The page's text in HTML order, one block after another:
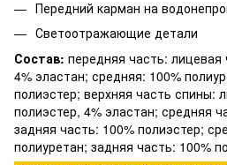
Передний карман на
Светоотражающие детали
Состав: передняя часть: лицевая
4% эластан; средняя: 100%
полиэстер; верхняя часть спины:
полиэстер, 4% эластан; средняя
задняя часть: 100% полиэстер;
полиуретан; задняя часть: 100%